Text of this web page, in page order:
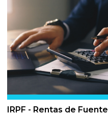
IRPF - Rentas de Fuente